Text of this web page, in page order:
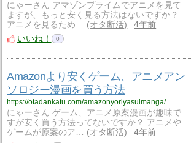
にゃーさん アマゾンプライムでアニメを見て
ますが、もっと安く見る方法はないですか？
アニメを見るため…
オタ断活
4年前
いいね！
0
Amazonより安くゲーム、アニメアン
ソロジー漫画を買う方法
https://otadankatu.com/amazonyoriyasuimanga/
にゃーさん ゲーム、アニメ原案漫画が趣味で
すが安く買う方法ってないですか？ アニメや
ゲームが原案のア…
オタ断活
4年前